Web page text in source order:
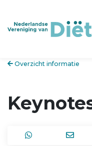
Overzicht informatie